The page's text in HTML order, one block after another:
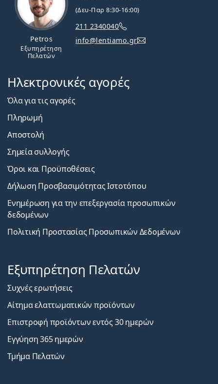
Petros
Εξυπηρέτηση
Πελατών
(Δευ-Παρ 8:30-16:00)
211 2340040
info@lentiamo.gr
Ηλεκτρονικές αγορές
Όλα για τις αγορές
Πληρωμή
Αποστολή
Σημεία συλλογής
Όροι και Προϋποθέσεις
Δήλωση Προσβασιμότητας Ιστοτόπου
Ενημέρωση για την επεξεργασία προσωπικών
δεδομένων
Πολιτική Προστασίας Προσωπικών Δεδομένων
Εξυπηρέτηση Πελατών
Συχνές ερωτήσεις
Αίτημα ελαττωματικών προϊόντων
Επιστροφή προϊόντων εντός 30 ημερών
Εγγύηση 365 ημερών
Τμήμα Πελατών